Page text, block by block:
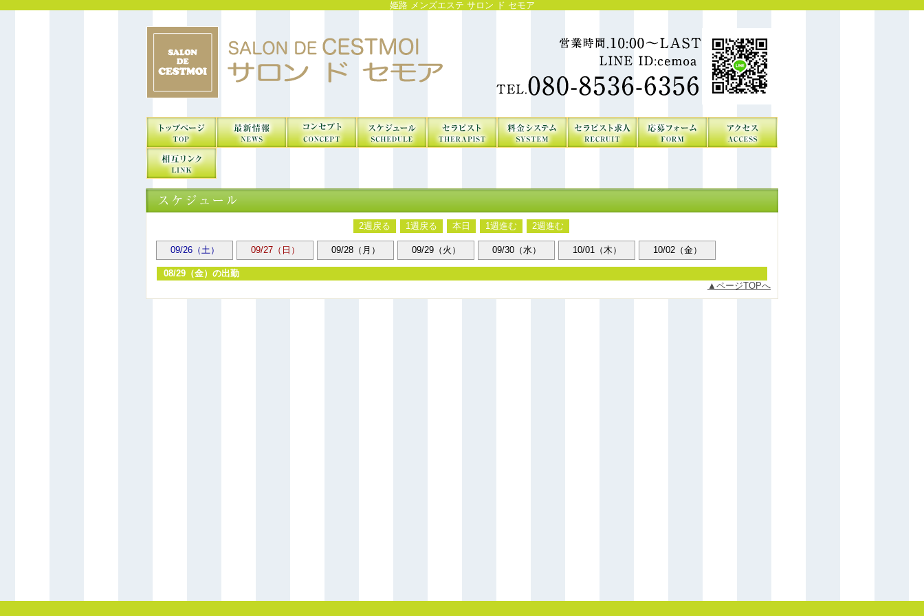
姫路 メンズエステ サロン ド セモア
2週戻る 1週戻る 本日 1週進む 2週進む
09/26（土） 09/27（日） 09/28（月） 09/29（火） 09/30（水） 10/01（木） 10/02（金）
08/29（金）の出勤
ページTOPへ